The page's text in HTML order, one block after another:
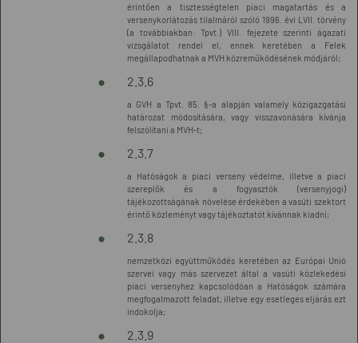
érintően a tisztességtelen piaci magatartás és a
versenykorlátozás tilalmáról szóló 1996. évi LVII. törvény
(a továbbiakban: Tpvt.) VIII. fejezete szerinti ágazati
vizsgálatot rendel el, ennek keretében a Felek
megállapodhatnak a MVH közreműködésének módjáról;
2.3.6
a GVH a Tpvt. 85. §-a alapján valamely közigazgatási
határozat módosítására, vagy visszavonására kívánja
felszólítani a MVH-t;
2.3.7
a Hatóságok a piaci verseny védelme, illetve a piaci
szereplők és a fogyasztók (versenyjogi)
tájékozottságának növelése érdekében a vasúti szektort
érintő közleményt vagy tájékoztatót kívánnak kiadni;
2.3.8
nemzetközi együttműködés keretében az Európai Unió
szervei vagy más szervezet által a vasúti közlekedési
piaci versenyhez kapcsolódóan a Hatóságok számára
megfogalmazott feladat, illetve egy esetleges eljárás ezt
indokolja;
2.3.9